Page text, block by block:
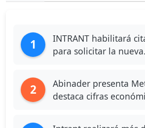
1
INTRANT habilitará
para solicitar la
2
Abinader presenta
destaca cifras